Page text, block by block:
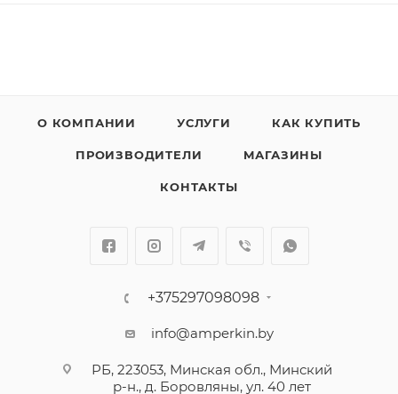
О КОМПАНИИ УСЛУГИ КАК КУПИТЬ
ПРОИЗВОДИТЕЛИ МАГАЗИНЫ
КОНТАКТЫ
+375297098098
info@amperkin.by
РБ, 223053, Минская обл., Минский
р-н., д. Боровляны, ул. 40 лет